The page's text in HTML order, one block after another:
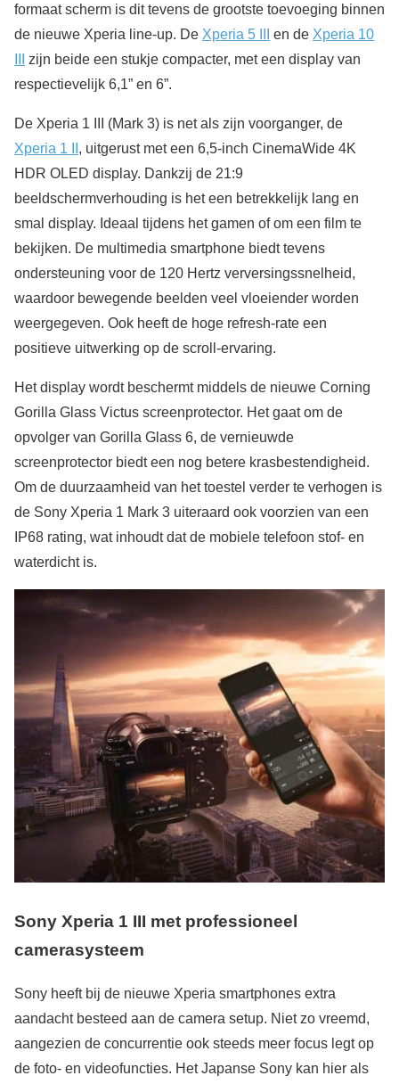
formaat scherm is dit tevens de grootste toevoeging binnen
de nieuwe Xperia line-up. De Xperia 5 III en de Xperia 10
zijn beide een stukje compacter, met een display van
respectievelijk 6,1” en 6”.
De Xperia 1 III (Mark 3) is net als zijn voorganger, de
Xperia 1 II , uitgerust met een 6,5-inch CinemaWide 4K
HDR OLED display. Dankzij de 21:9
beeldschermverhouding is het een betrekkelijk lang en
smal display. Ideaal tijdens het gamen of om een film te
bekijken. De multimedia smartphone biedt tevens
ondersteuning voor de 120 Hertz verversingssnelheid,
waardoor bewegende beelden veel vloeiender worden
weergegeven. Ook heeft de hoge refresh-rate een
positieve uitwerking op de scroll-ervaring.
Het display wordt beschermt middels de nieuwe Corning
Gorilla Glass Victus screenprotector. Het gaat om de
opvolger van Gorilla Glass 6, de vernieuwde
screenprotector biedt een nog betere krasbestendigheid.
Om de duurzaamheid van het toestel verder te verhogen is
de Sony Xperia 1 Mark 3 uiteraard ook voorzien van een
IP68 rating, wat inhoudt dat de mobiele telefoon stof- en
waterdicht is.
Sony Xperia 1 III met professioneel
camerasysteem
Sony heeft bij de nieuwe Xperia smartphones extra
aandacht besteed aan de camera setup. Niet zo vreemd,
aangezien de concurrentie ook steeds meer focus legt op
de foto- en videofuncties. Het Japanse Sony kan hier als